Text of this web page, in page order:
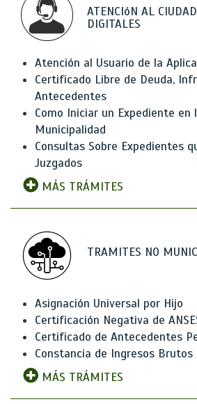
ATENCIóN AL
DIGITALES
Atención al Usuario de la
Certificado Libre de Deuda,
Antecedentes
Como Iniciar un Expediente en
Municipalidad
Consultas Sobre Expedientes
Juzgados
MÁS TRÁMITES
TRAMITES NO
Asignación Universal por Hijo
Certificación Negativa de
Certificado de Antecedentes
Constancia de Ingresos Brutos
MÁS TRÁMITES